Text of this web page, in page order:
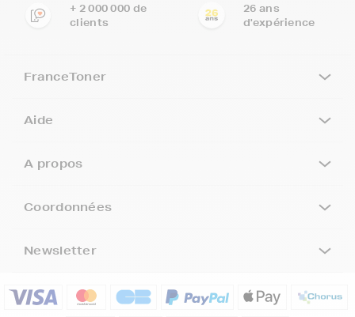
+ 2 000 000 de
clients
26 ans
d'expérience
FranceToner
Aide
A propos
Coordonnées
Newsletter
5€ offerts sur votre 1ère